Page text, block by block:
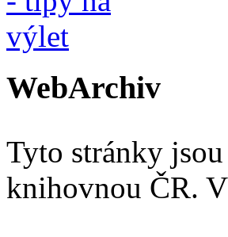
WebArchiv
Tyto stránky
knihovnou ČR.